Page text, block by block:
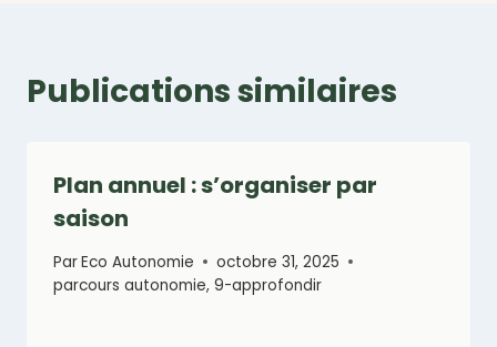
Publications similaires
Plan annuel : s’organiser par
saison
ParEco Autonomie
octobre 31, 2025
parcours autonomie, 9-approfondir